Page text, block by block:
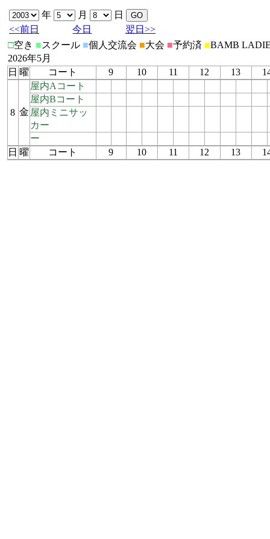
年 月
日
<<前日
今日
翌日>>
□空き ■スクール ■個人交流会 ■大会 ■予約済 ■BAMB
2026年5月
日 曜 コート 9 10 11 12 13
8 金
屋内Aコート
屋内Bコート
屋内ミニサッ
カー
ー
日 曜 コート 9 10 11 12 13